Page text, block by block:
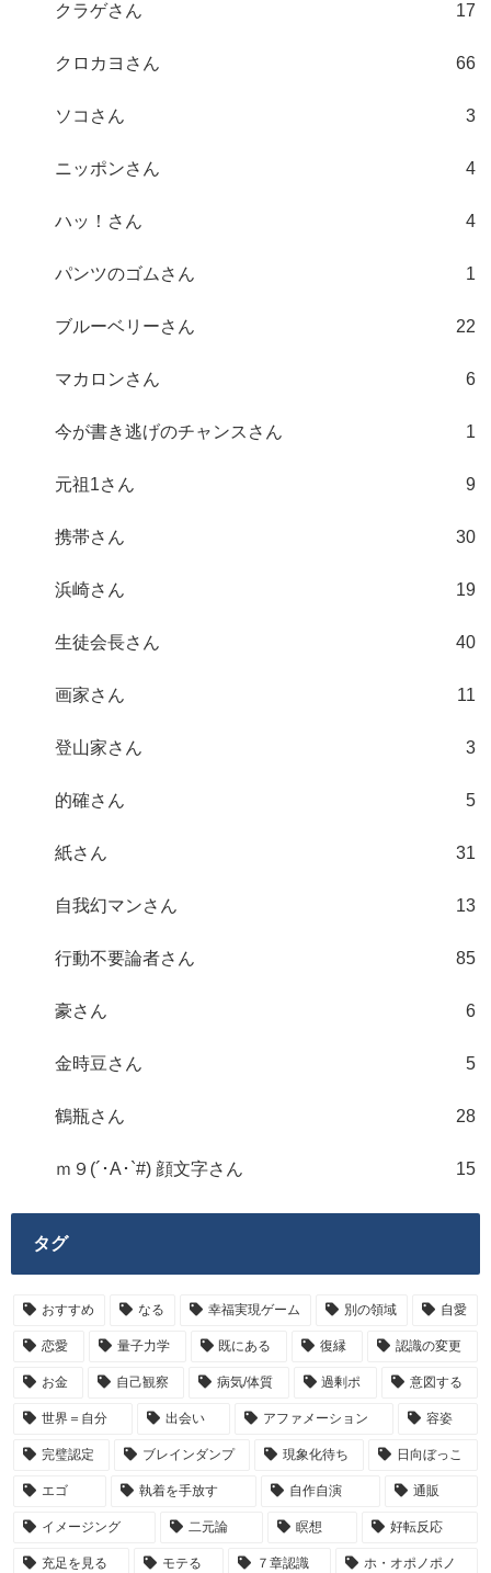
クラゲさん 17
クロカヨさん 66
ソコさん 3
ニッポンさん 4
ハッ！さん 4
パンツのゴムさん 1
ブルーベリーさん 22
マカロンさん 6
今が書き逃げのチャンスさん 1
元祖1さん 9
携帯さん 30
浜崎さん 19
生徒会長さん 40
画家さん 11
登山家さん 3
的確さん 5
紙さん 31
自我幻マンさん 13
行動不要論者さん 85
豪さん 6
金時豆さん 5
鶴瓶さん 28
ｍ９(´･A･`#) 顔文字さん 15
タグ
おすすめ なる 幸福実現ゲーム 別の領域 自愛
恋愛 量子力学 既にある 復縁 認識の変更
お金 自己観察 病気/体質 過剰ポ 意図する
世界＝自分 出会い アファメーション 容姿
完璧認定 ブレインダンプ 現象化待ち 日向ぼっこ
エゴ 執着を手放す 自作自演 通販
イメージング 二元論 瞑想 好転反応
充足を見る モテる ７章認識 ホ・オポノポノ